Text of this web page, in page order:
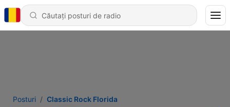
Posturi Classic Rock Florida